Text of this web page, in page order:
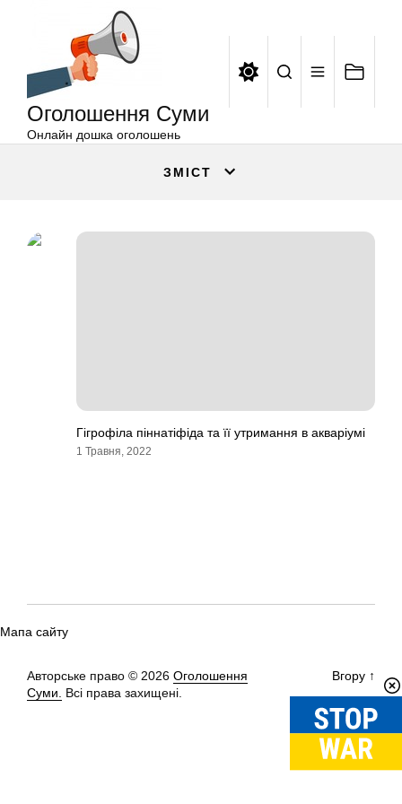
Оголошення Суми
Онлайн дошка оголошень
ЗМІСТ
Гігрофіла піннатіфіда та її утримання в акваріумі
1 Травня, 2022
Мапа сайту
Авторське право © 2026 Оголошення
Суми.
Всі права захищені.
Вгору ↑